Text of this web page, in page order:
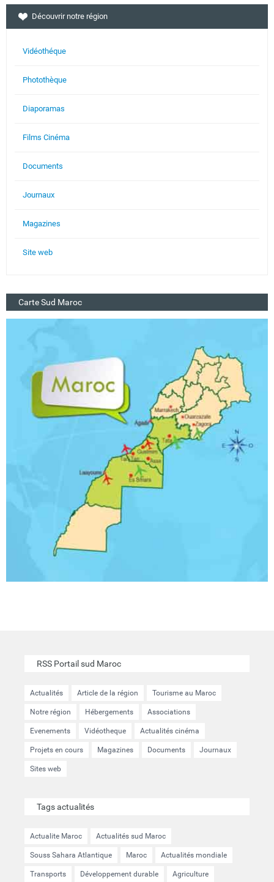
Découvrir notre région
Vidéothéque
Photothèque
Diaporamas
Films Cinéma
Documents
Journaux
Magazines
Site web
Carte Sud Maroc
RSS Portail sud Maroc
Actualités Article de la région Tourisme au Maroc
Notre région Hébergements Associations
Evenements Vidéotheque Actualités cinéma
Projets en cours Magazines Documents Journaux
Sites web
Tags actualités
Actualite Maroc Actualités sud Maroc
Souss Sahara Atlantique Maroc Actualités mondiale
Transports Développement durable Agriculture